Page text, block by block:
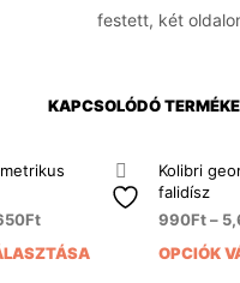
festett, két
KAPCSOLÓDÓ
Ft
Ennek
Kolibri
falidísz
990Ft–
OPCIÓK